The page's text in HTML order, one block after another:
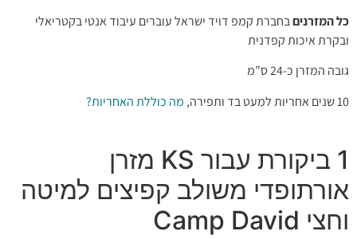
כל המזרניםבחברת קמפ דויד ישראל עוברים עיבוד אנטי בקטריאלי
ובקרת איכות קפדנית
גובה המזרן כ-24 ס”מ
10 שנים אחריות למעט בד ותפירה,
מה כוללת האחריות?
1 ביקורת עבור
KS מזרן
אורתופדי משולב קפיצים למיטה
וחצי Camp David